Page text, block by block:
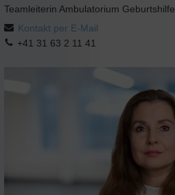
Teamleiterin Ambulatorium Geburtshilfe
Kontakt per E-Mail
+41 31 63 2 11 41